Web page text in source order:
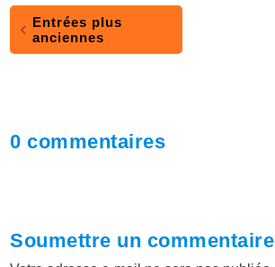
Entrées plus
anciennes
0 commentaires
Soumettre un commentaire